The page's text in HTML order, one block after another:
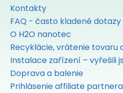
č
a
m
e
Kontakty
FAQ - často kladené dotazy
O H2O nanotec
Recyklácie, vrátenie tovaru
Instalace zařízení – vyřešili
Doprava a balenie
Prihlásenie affiliate partnera